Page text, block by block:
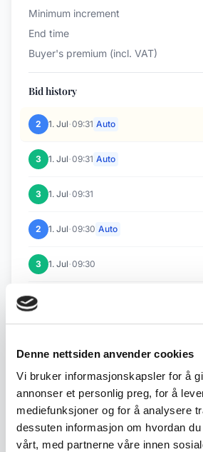
Denne nettsiden anvender cookies
Vi bruker informasjonskapsler for å
annonser et personlig preg, for å
mediefunksjoner og for å analysere
dessuten informasjon om hvordan
vårt, med partnerne våre innen
Minimum increment
End time
Buyer's premium (incl. VAT)
Bid history
2 1. Jul·09:31 Auto
3 1. Jul·09:31 Auto
3 1. Jul·09:31
2 1. Jul·09:30 Auto
3 1. Jul·09:30
3
Back to July / August Auction